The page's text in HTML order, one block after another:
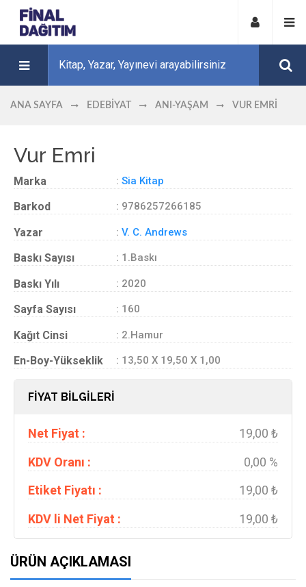
ANA SAYFA EDEBIYAT ANI-YAŞAM VUR EMRI
Vur Emri
Marka : Sia Kitap
Barkod : 9786257266185
Yazar : V. C. Andrews
Baskı Sayısı : 1.Baskı
Baskı Yılı : 2020
Sayfa Sayısı : 160
Kağıt Cinsi : 2.Hamur
En-Boy-Yükseklik : 13,50 X 19,50 X 1,00
FİYAT BİLGİLERİ
Net Fiyat :
19,00 ₺
KDV Oranı :
0,00 %
Etiket Fiyatı :
19,00 ₺
KDV li Net Fiyat :
19,00 ₺
ÜRÜN AÇIKLAMASI